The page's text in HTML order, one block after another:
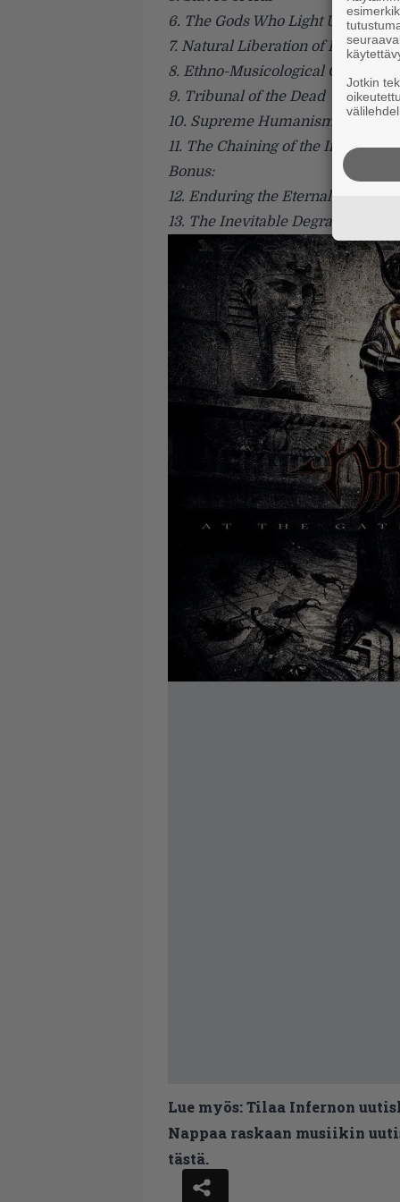
6. The Gods Who Light Up the
7. Natural Liberation of Fear
8. Ethno-Musicological
9. Tribunal of the Dead
10. Supreme Humanism of
11. The Chaining of the Iniquitous
Bonus:
12. Enduring the Eternal
13. The Inevitable Degradation of
Lue myös:Tilaa Infernon
Nappaa raskaan musiikin
tästä.
Jotkin